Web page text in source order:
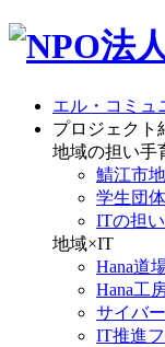
エル・コミュ
プロジェクト
地域の担い手
鯖江市
学生団
ITの担
地域×IT
Hana道
Hana工
サイバ
IT推進